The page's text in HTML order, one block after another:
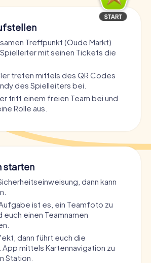
Treffpunkt (Oude Markt)
mit seinen Tickets die
treten mittels des QR Codes
des Spielleiters bei.
tritt einem freien Team bei und
Rolle aus.
starten
dann kann
ist es, ein Teamfoto zu
euch einen Teamnamen
dann führt euch die
App mittels Kartennavigation zu
Station.